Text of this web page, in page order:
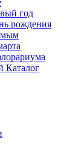
год
рождения
Каталог